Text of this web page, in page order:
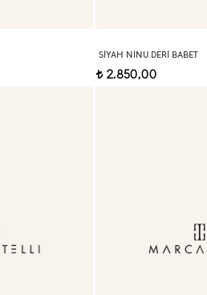
SIYAH NINU DERI BABET
t2.850,00